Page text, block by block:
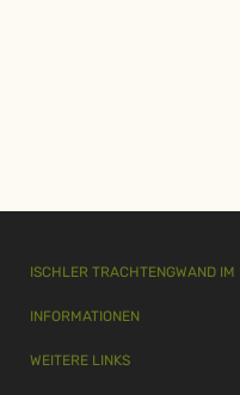
ISCHLER TRACHTENGWAND
INFORMATIONEN
WEITERE LINKS